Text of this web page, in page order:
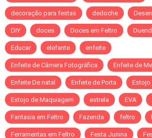
decoração para festas dedoche
DIY doces Doces em Feltro
Educar elefante enfeite
Enfeite de Câmera Fotográfica Enfeite de
Enfeite De natal Enfeite de Porta Estojo
Estojo de Maquiagem estrela EVA
Fantasia em Feltro Fazenda feltro
Ferramentas em Feltro Festa Junina